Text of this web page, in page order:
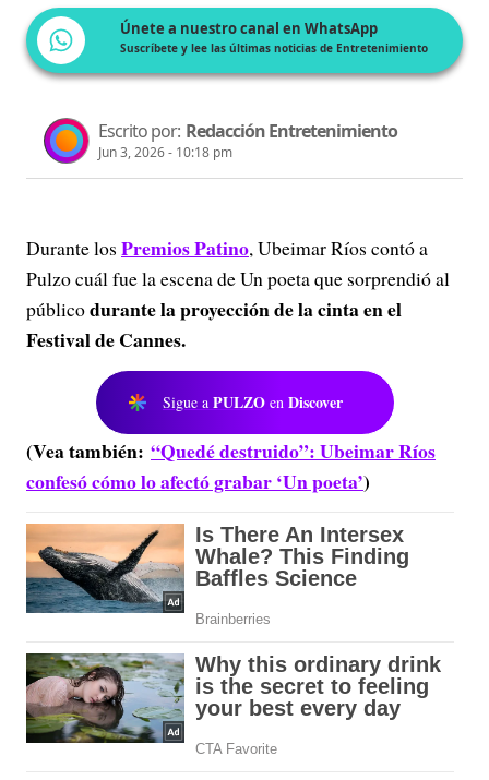
Únete a nuestro canal en WhatsApp
Suscríbete y lee las últimas noticias de Entretenimiento
Escrito por: Redacción Entretenimiento
Jun 3, 2026 - 10:18 pm
Durante los Premios Patino, Ubeimar Ríos contó a
Pulzo cuál fue la escena de Un poeta que sorprendió al
públicodurante la proyección de la cinta en el
Festival de Cannes.
Sigue a PULZO en Discover
(Vea también: “Quedé destruido”: Ubeimar Ríos
confesó cómo lo afectó grabar ‘Un poeta’)